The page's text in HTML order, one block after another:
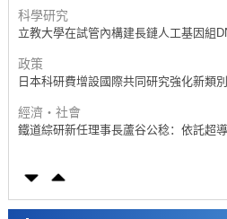
政策
日本科研費增設國際共同研究強化新類
經濟・社會
鐵道綜研新任理事長蘆谷公稔：依託超
科學研究
東京大學通過葉綠體基因組編輯技術強
藤田醫科大學等成功鑑定出非結核分枝
經濟・社會